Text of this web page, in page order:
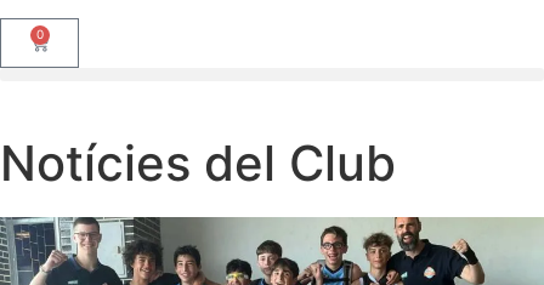
0
Notícies del Club